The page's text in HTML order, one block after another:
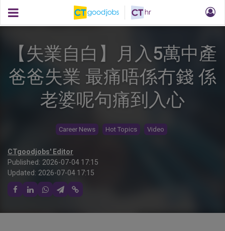
【失業自白】月入5萬中產
爸爸失業 最痛唔係冇錢 係
老婆呢句痛到入心
Career News Hot Topics Video
CTgoodjobs' Editor
Published: 2026-07-04 17:15
Updated: 2026-07-04 17:15